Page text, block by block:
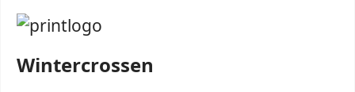
Wintercrossen